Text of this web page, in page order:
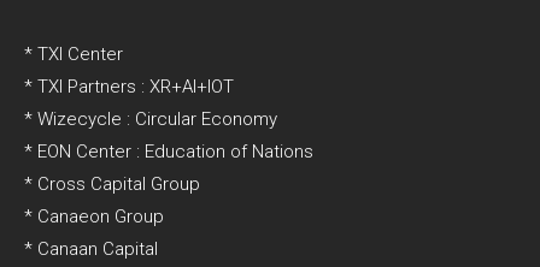
* TXI Center
* TXI Partners : XR+AI+IOT
* Wizecycle : Circular Economy
* EON Center : Education of Nations
* Cross Capital Group
* Canaeon Group
* Canaan Capital